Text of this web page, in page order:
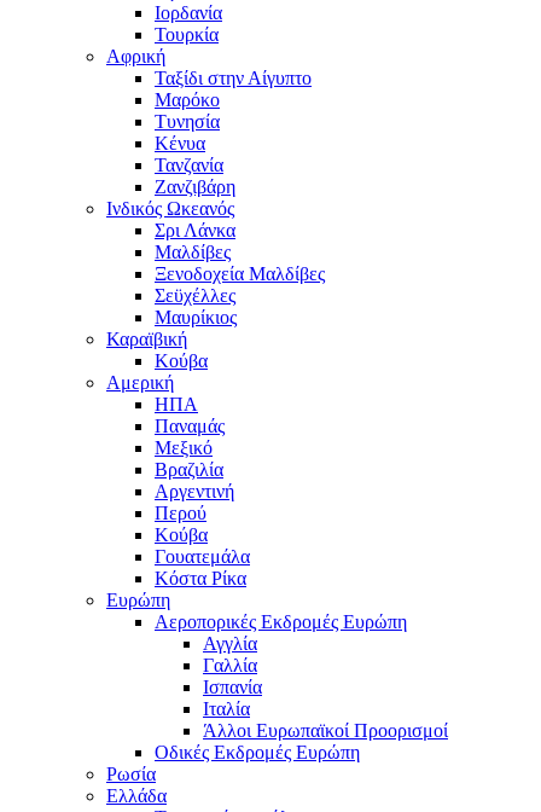
Ιορδανία
Τουρκία
Αφρική
Ταξίδι στην Αίγυπτο
Μαρόκο
Τυνησία
Κένυα
Τανζανία
Ζανζιβάρη
Ινδικός Ωκεανός
Σρι Λάνκα
Μαλδίβες
Ξενοδοχεία Μαλδίβες
Σεϋχέλλες
Μαυρίκιος
Καραϊβική
Κούβα
Αμερική
ΗΠΑ
Παναμάς
Μεξικό
Βραζιλία
Αργεντινή
Περού
Κούβα
Γουατεμάλα
Κόστα Ρίκα
Ευρώπη
Αεροπορικές Εκδρομές Ευρώπη
Αγγλία
Γαλλία
Ισπανία
Ιταλία
Άλλοι Ευρωπαϊκοί Προορισμοί
Οδικές Εκδρομές Ευρώπη
Ρωσία
Ελλάδα